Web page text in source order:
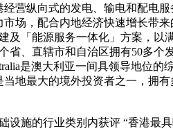
营纵向式的发电、输电和配电
场，配合内地经济快速增长带
及「能源服务一体化」方案，
省、直辖市和自治区拥有50多个
是澳大利亚一间具领导地位
地最大的境外投资者之一，拥
设施的行业类别内获评 “香港